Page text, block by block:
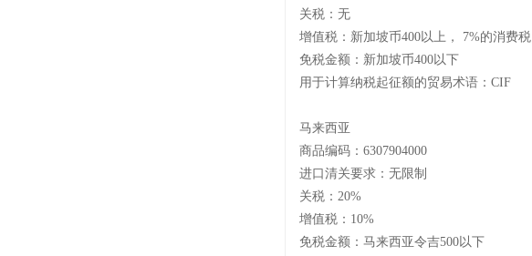
关税：无
增值税：新加坡币400以上， 7%的消费税
免税金额：新加坡币400以下
用于计算纳税起征额的贸易术语： CIF
马来西亚
商品编码： 6307904000
进口清关要求：无限制
关税： 20%
增值税： 10%
免税金额：马来西亚令吉500以下